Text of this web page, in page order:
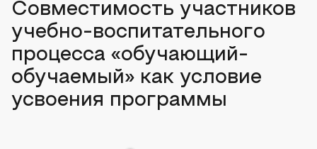
Совместимость участников
учебно-воспитательного
процесса «обучающий-
обучаемый» как условие
усвоения программы